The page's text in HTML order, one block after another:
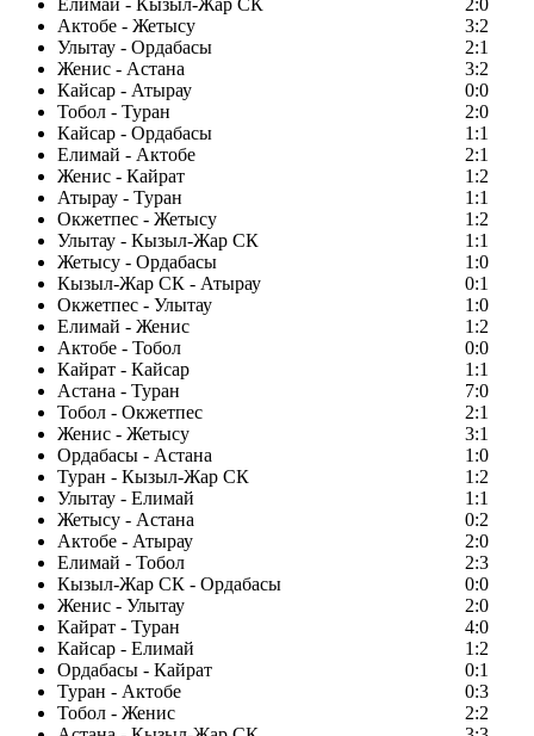
Елимай - Кызыл-Жар СК
2:0
Актобе - Жетысу
3:2
Улытау - Ордабасы
2:1
Женис - Астана
3:2
Кайсар - Атырау
0:0
Тобол - Туран
2:0
Кайсар - Ордабасы
1:1
Елимай - Актобе
2:1
Женис - Кайрат
1:2
Атырау - Туран
1:1
Окжетпес - Жетысу
1:2
Улытау - Кызыл-Жар СК
1:1
Жетысу - Ордабасы
1:0
Кызыл-Жар СК - Атырау
0:1
Окжетпес - Улытау
1:0
Елимай - Женис
1:2
Актобе - Тобол
0:0
Кайрат - Кайсар
1:1
Астана - Туран
7:0
Тобол - Окжетпес
2:1
Женис - Жетысу
3:1
Ордабасы - Астана
1:0
Туран - Кызыл-Жар СК
1:2
Улытау - Елимай
1:1
Жетысу - Астана
0:2
Актобе - Атырау
2:0
Елимай - Тобол
2:3
Кызыл-Жар СК - Ордабасы
0:0
Женис - Улытау
2:0
Кайрат - Туран
4:0
Кайсар - Елимай
1:2
Ордабасы - Кайрат
0:1
Туран - Актобе
0:3
Тобол - Женис
2:2